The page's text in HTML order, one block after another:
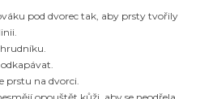
pod dvorec tak, aby prsty tvořily
prstu na dvorci.